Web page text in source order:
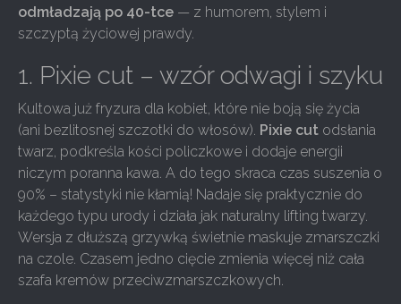
odmładzają po 40-tce — z humorem, stylem i
szczyptą życiowej prawdy.
1. Pixie cut – wzór odwagi i szyku
Kultowa już fryzura dla kobiet, które nie boją się życia
(ani bezlitosnej szczotki do włosów). Pixie cut odsłania
twarz, podkreśla kości policzkowe i dodaje energii
niczym poranna kawa. A do tego skraca czas suszenia o
90% – statystyki nie kłamią! Nadaje się praktycznie do
każdego typu urody i działa jak naturalny lifting twarzy.
Wersja z dłuższą grzywką świetnie maskuje zmarszczki
na czole. Czasem jedno cięcie zmienia więcej niż cała
szafa kremów przeciwzmarszczkowych.